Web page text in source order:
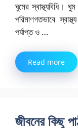
ঘুমের স্বাস্থ্যবিধি।
পরিমাণগতভাবে
পর্যাপ্ত ও …
Read more
জীবনের কিছু